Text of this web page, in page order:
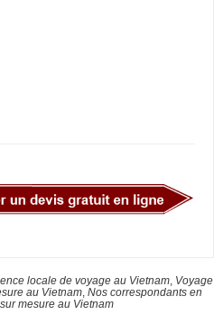
locale de voyage au Vietnam, Voyage
au Vietnam, Nos correspondants en
mesure au Vietnam